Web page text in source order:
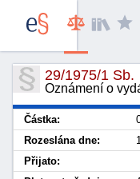
29/1975/1 Sb.
Oznámení o
Částka:
Rozeslána dne:
Přijato: